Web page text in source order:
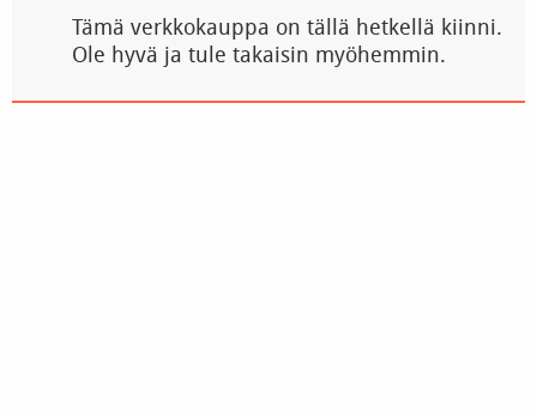
Tämä verkkokauppa on tällä hetkellä kiinni.
Ole hyvä ja tule takaisin myöhemmin.